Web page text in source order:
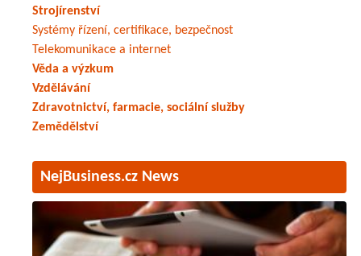
Strojírenství
Systémy řízení, certifikace, bezpečnost
Telekomunikace a internet
Věda a výzkum
Vzdělávání
Zdravotnictví, farmacie, sociální služby
Zemědělství
NejBusiness.cz News